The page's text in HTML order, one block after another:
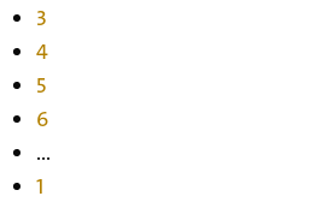
3
4
5
6
...
1